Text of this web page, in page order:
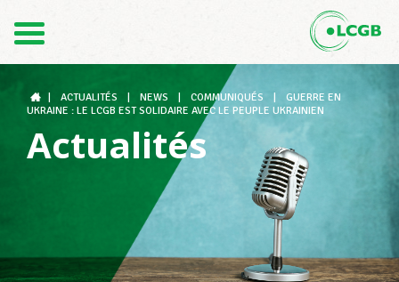
DE
Le LCGB
Structures syndicales
ACTUALITÉS NEWS COMMUNIQUÉS
GUERRE EN
UKRAINE : LE LCGB EST SOLIDAIRE AVEC LE PEUPLE UKRAINIEN
Actualités